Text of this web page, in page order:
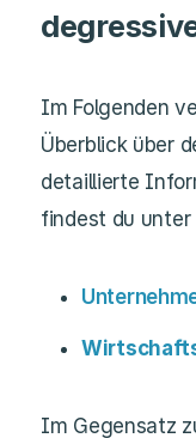
Im Folgenden
Überblick über
detaillierte
findest du unter
Im Gegensatz